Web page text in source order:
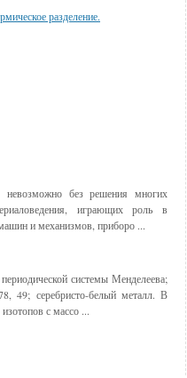
разделение.
невозможно без решения многих
играющих роль в
и механизмов, приборо ...
системы Менделеева;
49; серебристо-белый металл. В
с массо ...